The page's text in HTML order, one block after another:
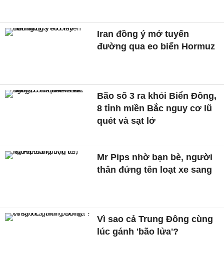
Iran đồng ý mở tuyến
đường qua eo biển Hormuz
Bão số 3 ra khỏi Biển Đông,
8 tỉnh miền Bắc nguy cơ lũ
quét và sạt lở
Mr Pips nhờ bạn bè, người
thân đứng tên loạt xe sang
Vì sao cả Trung Đông cùng
lúc gánh 'bão lửa'?